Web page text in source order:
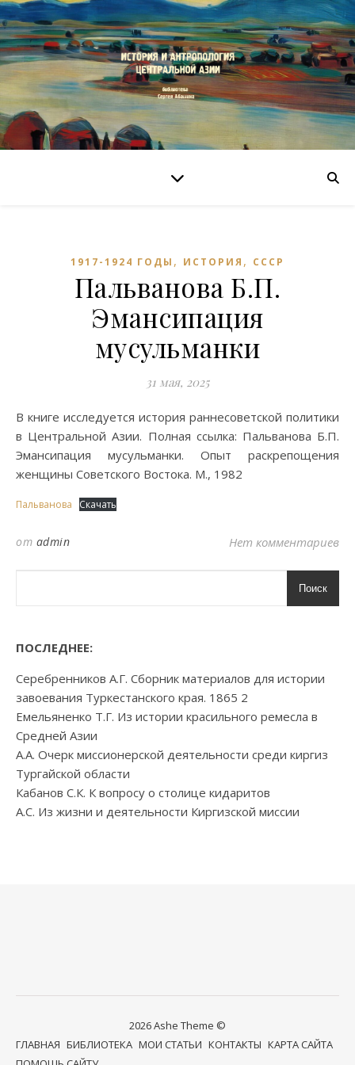
1917-1924 ГОДЫ , ИСТОРИЯ , СССР
Пальванова Б.П.
Эмансипация
мусульманки
31 мая, 2025
В книге исследуется история раннесоветской политики
в Центральной Азии. Полная ссылка: Пальванова Б.П.
Эмансипация мусульманки. Опыт раскрепощения
женщины Советского Востока. М., 1982
Пальванова Скачать
от admin Нет комментариев
Поиск
ПОСЛЕДНЕЕ:
Серебренников А.Г. Сборник материалов для истории
завоевания Туркестанского края. 1865 2
Емельяненко Т.Г. Из истории красильного ремесла в
Средней Азии
А.А. Очерк миссионерской деятельности среди киргиз
Тургайской области
Кабанов С.К. К вопросу о столице кидаритов
А.С. Из жизни и деятельности Киргизской миссии
2026 Ashe Theme ©
ГЛАВНАЯ БИБЛИОТЕКА МОИ СТАТЬИ КОНТАКТЫ КАРТА САЙТА